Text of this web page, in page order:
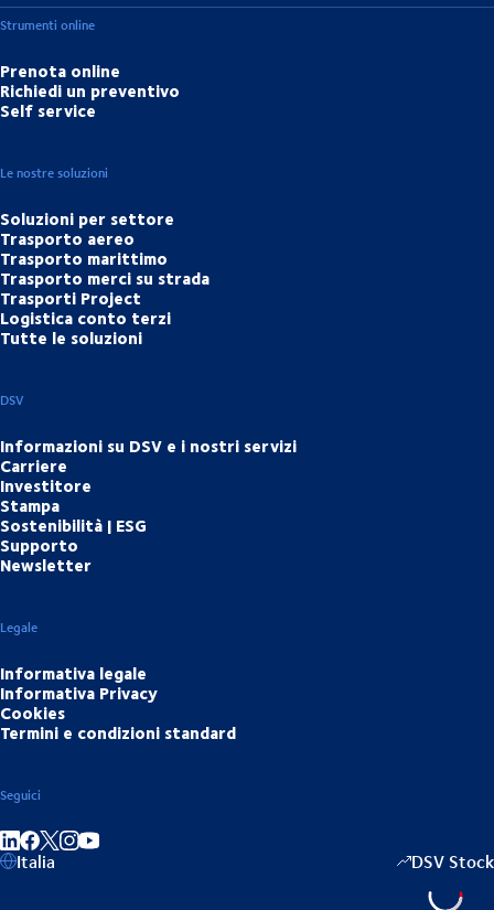
Strumenti online
Prenota online
Richiedi un preventivo
Self service
Le nostre soluzioni
Soluzioni per settore
Trasporto aereo
Trasporto marittimo
Trasporto merci su strada
Trasporti Project
Logistica conto terzi
Tutte le soluzioni
DSV
Informazioni su DSV e i nostri servizi
Carriere
Investitore
Stampa
Sostenibilità | ESG
Supporto
Newsletter
Legale
Informativa legale
Informativa Privacy
Cookies
Termini e condizioni standard
Seguici
Condividi su LinkedIn
Condividi su Facebook
Italia DSV Stock